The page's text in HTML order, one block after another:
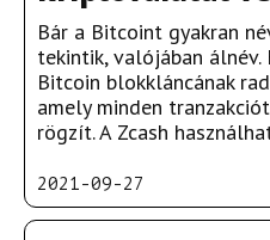
Bár a Bitcoint gyakran
tekintik, valójában álnév.
Bitcoin blokkláncának
amely minden
rögzít. A Zcash
2021-09-27